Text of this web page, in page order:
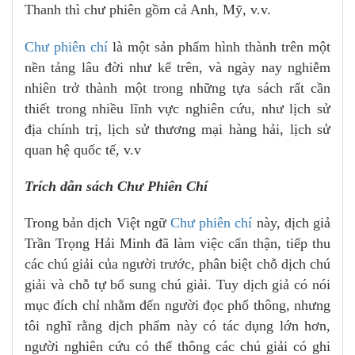
Thanh thì chư phiên gồm cả Anh, Mỹ, v.v.
Chư phiên chí là một sản phẩm hình thành trên một
nền tảng lâu đời như kể trên, và ngày nay nghiễm
nhiên trở thành một trong những tựa sách rất cần
thiết trong nhiều lĩnh vực nghiên cứu, như lịch sử
địa chính trị, lịch sử thương mại hàng hải, lịch sử
quan hệ quốc tế, v.v
Trích dẫn sách Chư Phiên Chí
Trong bản dịch Việt ngữ Chư phiên chí này, dịch giả
Trần Trọng Hải Minh đã làm việc cẩn thận, tiếp thu
các chú giải của người trước, phân biệt chỗ dịch chú
giải và chỗ tự bổ sung chú giải. Tuy dịch giả có nói
mục đích chỉ nhằm đến người đọc phổ thông, nhưng
tôi nghĩ rằng dịch phẩm này có tác dụng lớn hơn,
người nghiên cứu có thể thông các chú giải có ghi